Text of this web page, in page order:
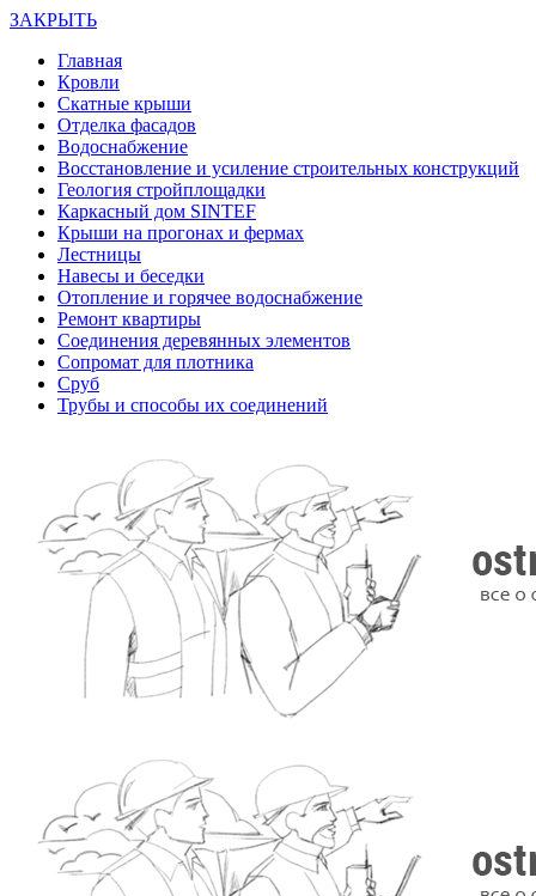
ЗАКРЫТЬ
Главная
Кровли
Скатные крыши
Отделка фасадов
Водоснабжение
Восстановление и усиление строительных конструкций
Геология стройплощадки
Каркасный дом SINTEF
Крыши на прогонах и фермах
Лестницы
Навесы и беседки
Отопление и горячее водоснабжение
Ремонт квартиры
Соединения деревянных элементов
Сопромат для плотника
Сруб
Трубы и способы их соединений